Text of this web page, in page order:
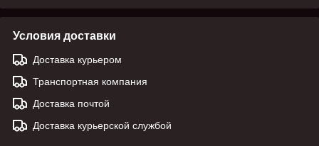
Условия доставки
Доставка курьером
Транспортная компания
Доставка почтой
Доставка курьерской службой